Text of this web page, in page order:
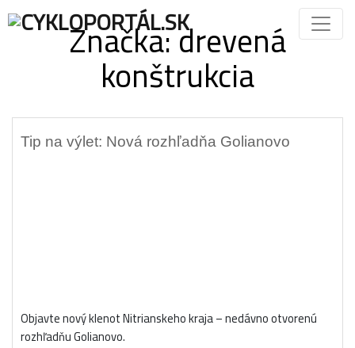
Značka:drevená
konštrukcia
Tip na výlet: Nová rozhľadňa Golianovo
Objavte nový klenot Nitrianskeho kraja – nedávno otvorenú
rozhľadňu Golianovo.